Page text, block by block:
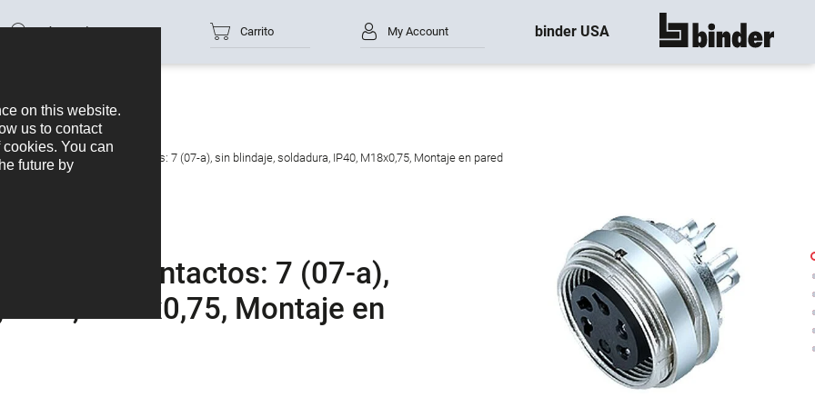
Número de parte Carrito My Account binder USA mostrar todo
de brida, Número de contactos: 7 (07-a), sin blindaje, soldadura, IP40, M18x0,75, Montaje en pared
de contactos: 7 (07-a),
IP40, M18x0,75, Montaje en